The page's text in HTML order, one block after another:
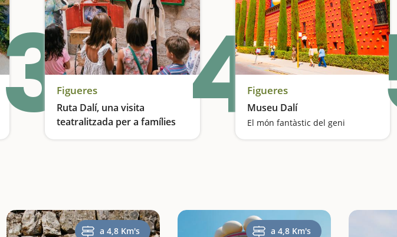
3Figueres
Ruta Dalí, una visita
teatralitzada per a famílies
Un recorregut surrealista inspirat en la infància del pintor4Figueres
Museu Dalí
El món fantàstic del geni
a 4,8 Km's a 4,8 Km's